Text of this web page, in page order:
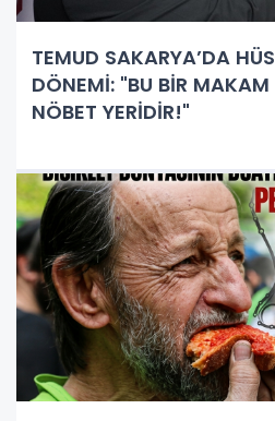
TEMUD SAKARYA’DA
DÖNEMİ: "BU BİR MAKAM
NÖBET YERİDİR!"